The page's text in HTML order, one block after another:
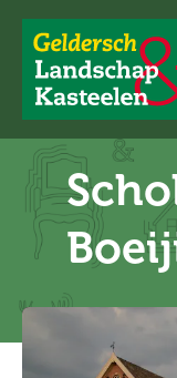
en